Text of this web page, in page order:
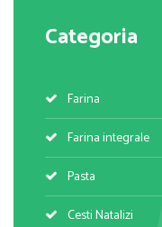
Categoria
Farina
Farina integrale
Pasta
Cesti Natalizi